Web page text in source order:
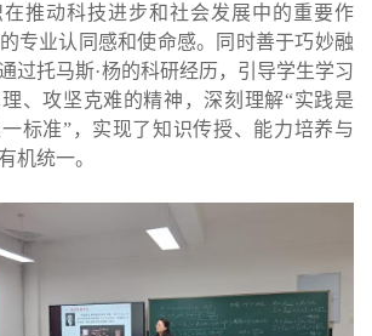
推动科技进步和社会发展中的重要作
专业认同感和使命感。同时善于巧妙融
过托马斯·杨的科研经历，引导学生学习
、攻坚克难的精神，深刻理解“实践是
标准”，实现了知识传授、能力培养与
机统一。